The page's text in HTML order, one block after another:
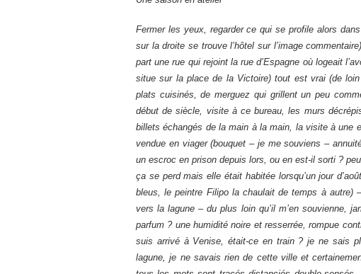
Fermer les yeux, regarder ce qui se profile alors dans le noir, revoir en rêve la place où se trouve la porte (derrière, sur la droite se trouve l’hôtel sur l’image commentaire) (cette porte porte un nom – à gauche juste devant les souks part une rue qui rejoint la rue d’Espagne où logeait l’avocat de ma mère) (porte de la mer – de Bahr en arabe) (elle se situe sur la place de la Victoire) tout est vrai (de loin parvient l’odeur des souks, épicée (fatalement), de quelques plats cuisinés, de merguez qui grillent un peu comme lors des manifestations) (avec mon cousin, un jours de ce début de siècle, visite à ce bureau, les murs décrépis, les cartons entassés, l’attente vers huit heures du soir, les billets échangés de la main à la main, la visite à une espèce de sommité, probablement juive, de la ville – la maison vendue en viager (bouquet – je me souviens – annuités jamais honorées) dans les années quatre-vingts ; vendue à un escroc en prison depuis lors, ou en est-il sorti ? peut-être, qui peut le savoir ? – lequel l’a revendue, on ne sait pas ça se perd mais elle était habitée lorsqu’un jour d’août 2012 on passait devant) (elle était dans les blancs, dans les bleus, le peintre Filipo la chaulait de temps à autre) – l’avenue (elle est, dans ce tronçon, « de France ») descend vers la lagune – du plus loin qu’il m’en souvienne, jamais je n’ai aimé cette lagune – de la mer qui vient est-ce un parfum ? une humidité noire et resserrée, rompue contrainte, un peu de cette odeur de vase – la première fois que je suis arrivé à Venise, était-ce en train ? je ne sais plus, oui je crois, oui – je ne savais pas qu’il s’agissait d’une lagune, je ne savais rien de cette ville et certainement rien de son ghetto, ou de sa Giudecca et de ses Zattere – tous les mots sont tracés distanciés double-sensés – sur la droite de l’avenue, ces colonnes et ces arcades à la mode Rivoli (de la place Ferrari de Gênes partent le long de cette rue qui descend, deux allées couvertes arcades colonnes ainsi que des passages (si Rivoli se tient dans les beiges clairs, ici ce sont les gris foncés qui l’emportent) – la rue du 20 Septembre je crois – 1870 la prise de Rome et la fin des états pontificaux et Pie 9 qui dénonce ce passage en force) (l’Italie et le pape, cette histoire et cet esclavage) – plus loin sur la gauche descend l’avenue, il y a là une espèce de place, elle est de l’Indépendance (je ne suis pas certain de la pertinence de cette majuscule : ce genre de réflexion provient directement de la colonisation – il m’arrive d’y trouver des bénéfices) et je revois les rues de la ville, je revois celles des campagnes d’ici ou de là : elles sont les mêmes elles sont semblables : le colon (ou la colonne) esclavagisait ; je me souviens de l’état de décrépitude dans lequel sont laissées quelques maisons, par manque de moyens et de désirs de les voir entretenues embellies soignées soutenues – le premier livre d’Albert Camus (j’ai préféré, face à l’académie, l’attitude de Sartre Jipé) (je ne discute même pas celle de Zimmerman : vois comme les choses ont changé…) – l’avenue est dédiée, après cette place, à Habib Bourguiba (premier président de la République Tunisienne – Commandant Suprême et bienfaiteur de l’humanité – au moins n’érigea-t-il pas de bagne ou de camps de concentration pour y foutre ses opposants) – on passe devant la cathédrale du culte catholique, vouée à Saint-Vincent-de-Paul (Pierre Fresnay qui partageait son manteau…) , et devant le cinéma dont je ne souviens plus du nom – le Parnasse, c’est ça – sur la droite au genre de rond-point partait la rue Es Sadikia (elle ne porte plus ce nom-là) où se tenait le magasin Juvénal – fil de fer, machines agricoles et machines-outils – pas moyen de l’évoquer sans en passer par l’une des filles de mon grand-père laquelle, des dizaines d’années durant, s’est échinée à faire reconnaître ses droits sur les indemnisations dues par l’État aux personnes lésées par la fin du protectorat – son frère en avait hérité – ce ne sont pas des affaires à raconter, serait-ce en un atelier où la fiction a pris le dessus – ça passera sans doute inaperçu : il faut prendre possession de ce rêve, marcher dans les rues (fermer les yeux) et vers la gare descendre l’avenue (non, la gare est à droite) – le soleil et les palmiers, une espèce d’immeuble à l’envers fonctionne en un hôtel international (comprendre par ce qualificatif qu’on peut y boire de l’alcool) – des images, au coin d’une des rues qui aboutissent à l’avenue se tenait le garage dit « Robert » du